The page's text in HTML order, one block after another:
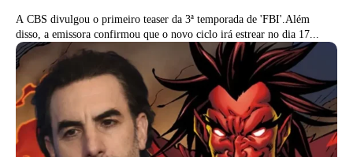
A CBS divulgou o primeiro teaser da 3ª temporada de 'FBI'.Além
disso, a emissora confirmou que o novo ciclo irá estrear no dia 17...